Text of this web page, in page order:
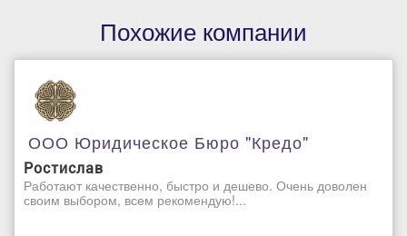
Похожие компании
ООО Юридическое Бюро "Кредо"
Ростислав
Работают качественно, быстро и дешево. Очень доволен
своим выбором, всем рекомендую!...